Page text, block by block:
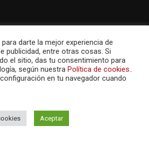
AMAYCOM.NET
darte la mejor experiencia de
publicidad, entre otras cosas. Si
el sitio, das tu consentimiento para
según nuestra Política de cookies..
en tu navegador cuando
Aceptar